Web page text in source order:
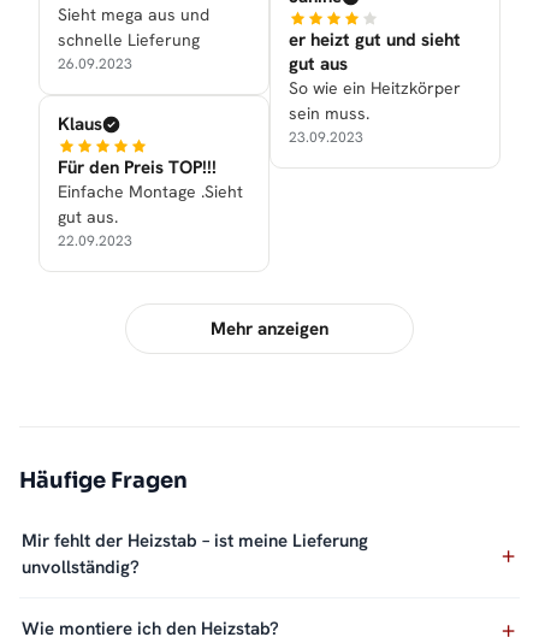
Sieht mega aus und
schnelle Lieferung
26.09.2023
Klaus
Für den Preis TOP!!!
Einfache Montage .Sieht
gut aus.
22.09.2023
er heizt gut und sieht
gut aus
So wie ein Heitzkörper
sein muss.
23.09.2023
Mehr anzeigen
Häufige Fragen
Mir fehlt der Heizstab – ist meine Lieferung
unvollständig?
Wie montiere ich den Heizstab?